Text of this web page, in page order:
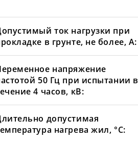
ток нагрузки при
в грунте, не более, А:
напряжение
50 Гц при испытании в
4 часов, кВ:
допустимая
нагрева жил, °С: